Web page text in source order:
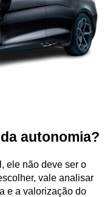
autonomia?
ele não deve ser o
vale analisar
e a valorização do